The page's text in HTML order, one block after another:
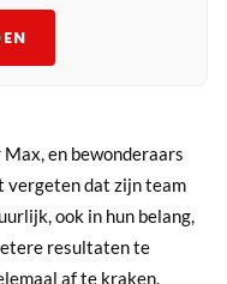
en bewonderaars
vergeten dat zijn team
ook in hun belang,
resultaten te
af te kraken.